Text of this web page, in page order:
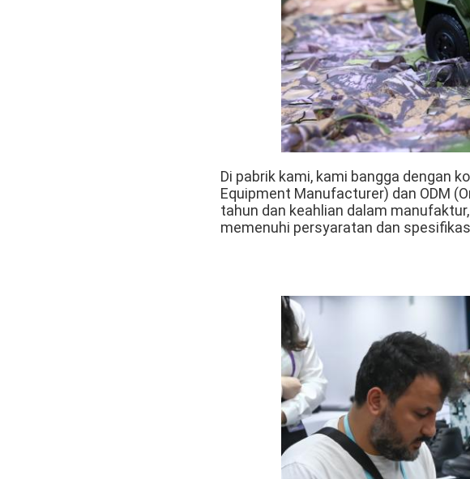
Di pabrik kami, kami bangga dengan
Equipment Manufacturer) dan ODM
tahun dan keahlian dalam
memenuhi persyaratan dan